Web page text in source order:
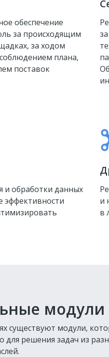
обеспечение
за происходящим
за ходом
плана,
поставок
и обработки данных
эффективности
и
в
модули
существуют модули,
для решения задач из